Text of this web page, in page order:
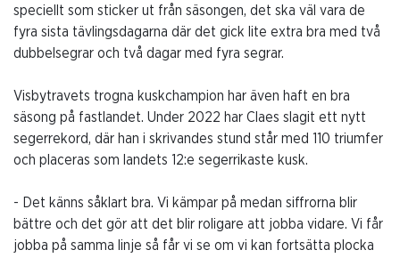
speciellt som sticker ut från säsongen, det ska väl vara de
fyra sista tävlingsdagarna där det gick lite extra bra med två
dubbelsegrar och två dagar med fyra segrar.
Visbytravets trogna kuskchampion har även haft en bra
säsong på fastlandet. Under 2022 har Claes slagit ett nytt
segerrekord, där han i skrivandes stund står med 110 triumfer
och placeras som landets 12:e segerrikaste kusk.
- Det känns såklart bra. Vi kämpar på medan siffrorna blir
bättre och det gör att det blir roligare att jobba vidare. Vi får
jobba på samma linje så får vi se om vi kan fortsätta plocka